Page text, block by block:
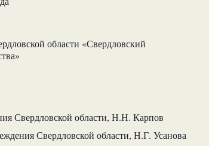
области «Свердловский
Свердловской области, Н.Н. Карпов
Свердловской области, Н.Г. Усанова